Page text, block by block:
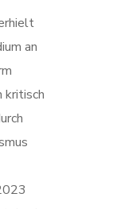
an
kritisch